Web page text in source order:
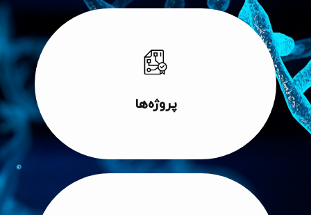
پروژه‌ها
adipiscing elit dolor